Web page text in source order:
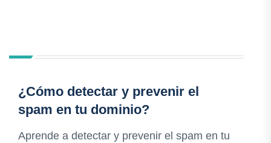
¿Cómo detectar y prevenir el
spam en tu dominio?
Aprende a detectar y prevenir el spam en tu